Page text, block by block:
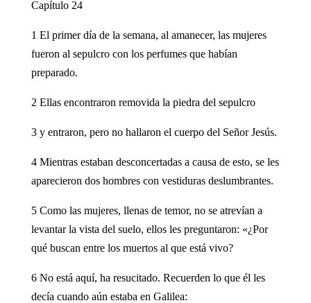
Capítulo 24
1 El primer día de la semana, al amanecer, las mujeres
fueron al sepulcro con los perfumes que habían
preparado.
2 Ellas encontraron removida la piedra del sepulcro
3 y entraron, pero no hallaron el cuerpo del Señor Jesús.
4 Mientras estaban desconcertadas a causa de esto, se les
aparecieron dos hombres con vestiduras deslumbrantes.
5 Como las mujeres, llenas de temor, no se atrevían a
levantar la vista del suelo, ellos les preguntaron: «¿Por
qué buscan entre los muertos al que está vivo?
6 No está aquí, ha resucitado. Recuerden lo que él les
decía cuando aún estaba en Galilea: